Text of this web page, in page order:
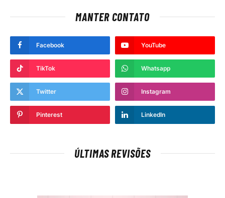
MANTER CONTATO
Facebook YouTube
TikTok Whatsapp
Twitter Instagram
Pinterest LinkedIn
ÚLTIMAS REVISÕES